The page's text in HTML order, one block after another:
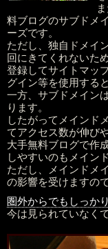
料ブログのサブドメ
ーズです。
ただし、独自ドメイ
回にきてくれないた
登録してサイトマッ
グイン等を使用する
一方、サブドメイン
ります。
したがってメインド
てアクセス数が伸び
大手無料ブログで作
しやすいのもメイン
ただし、メインドメ
の影響を受けますの
圏外からでもしっか
今は見られていなく